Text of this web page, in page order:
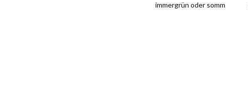
immergrün oder somm